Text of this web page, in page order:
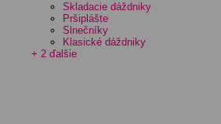
Skladacie dáždniky
Pršiplášte
Slnečníky
Klasické dáždniky
+ 2 ďalšie